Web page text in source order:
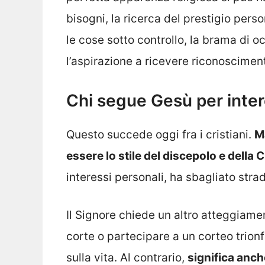
bisogni, la ricerca del prestigio
le cose sotto controllo, la brama di
l’aspirazione a ricevere
Chi segue Gesù per
Questo succede oggi fra i cristiani.
essere lo stile del discepolo e della
interessi personali, ha sbagliato
Il Signore chiede un altro
corte o partecipare a un corteo
sulla vita. Al contrario, significa